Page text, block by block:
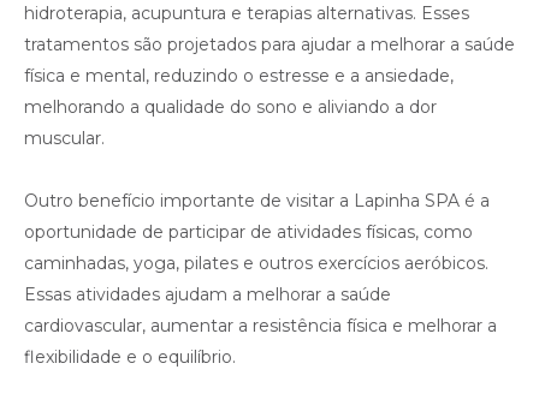
hidroterapia, acupuntura e terapias alternativas. Esses
tratamentos são projetados para ajudar a melhorar a saúde
física e mental, reduzindo o estresse e a ansiedade,
melhorando a qualidade do sono e aliviando a dor
muscular.
Outro benefício importante de visitar a Lapinha SPA é a
oportunidade de participar de atividades físicas, como
caminhadas, yoga, pilates e outros exercícios aeróbicos.
Essas atividades ajudam a melhorar a saúde
cardiovascular, aumentar a resistência física e melhorar a
flexibilidade e o equilíbrio.